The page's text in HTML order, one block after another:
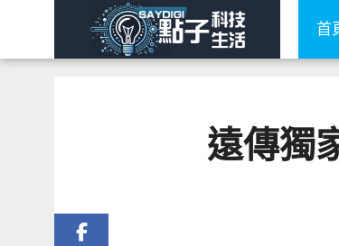
首
遠傳獨